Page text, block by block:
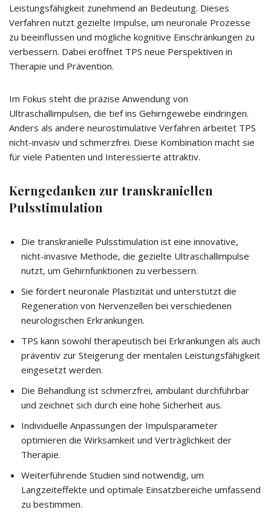
Leistungsfähigkeit zunehmend an Bedeutung. Dieses
Verfahren nutzt gezielte Impulse, um neuronale Prozesse
zu beeinflussen und mögliche kognitive Einschränkungen zu
verbessern. Dabei eröffnet TPS neue Perspektiven in
Therapie und Prävention.
Im Fokus steht die präzise Anwendung von
Ultraschallimpulsen, die tief ins Gehirngewebe eindringen.
Anders als andere neurostimulative Verfahren arbeitet TPS
nicht-invasiv und schmerzfrei. Diese Kombination macht sie
für viele Patienten und Interessierte attraktiv.
Kerngedanken zur transkraniellen
Pulsstimulation
Die transkranielle Pulsstimulation ist eine innovative,
nicht-invasive Methode, die gezielte Ultraschallimpulse
nutzt, um Gehirnfunktionen zu verbessern.
Sie fördert neuronale Plastizität und unterstützt die
Regeneration von Nervenzellen bei verschiedenen
neurologischen Erkrankungen.
TPS kann sowohl therapeutisch bei Erkrankungen als auch
präventiv zur Steigerung der mentalen Leistungsfähigkeit
eingesetzt werden.
Die Behandlung ist schmerzfrei, ambulant durchführbar
und zeichnet sich durch eine hohe Sicherheit aus.
Individuelle Anpassungen der Impulsparameter
optimieren die Wirksamkeit und Verträglichkeit der
Therapie.
Weiterführende Studien sind notwendig, um
Langzeiteffekte und optimale Einsatzbereiche umfassend
zu bestimmen.